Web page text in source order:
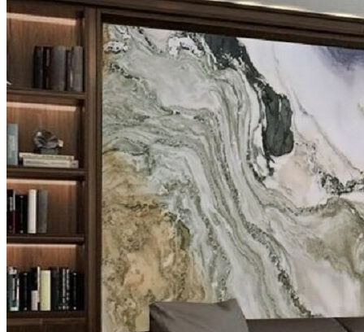
Năng lực của chúng tôi